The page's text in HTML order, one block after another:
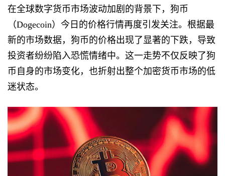
在全球数字货币市场波动加剧的背景下，狗币
（Dogecoin）今日的价格行情再度引发关注。根据最
新的市场数据，狗币的价格出现了显著的下跌，导致
投资者纷纷陷入恐慌情绪中。这一走势不仅反映了狗
币自身的市场变化，也折射出整个加密货币市场的低
迷状态。